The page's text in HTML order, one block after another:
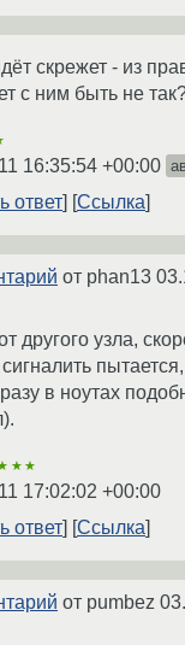
скрежет - из
с ним быть не
16:35:54 +00:00
ответ Ссылка
от phan13
другого узла,
в ноутах
17:02:02 +00:00
ответ
Ссылка
от pumbez